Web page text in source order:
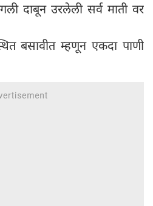
दाबून उरलेली सर्व माती वर
बसावीत म्हणून एकदा पाणी